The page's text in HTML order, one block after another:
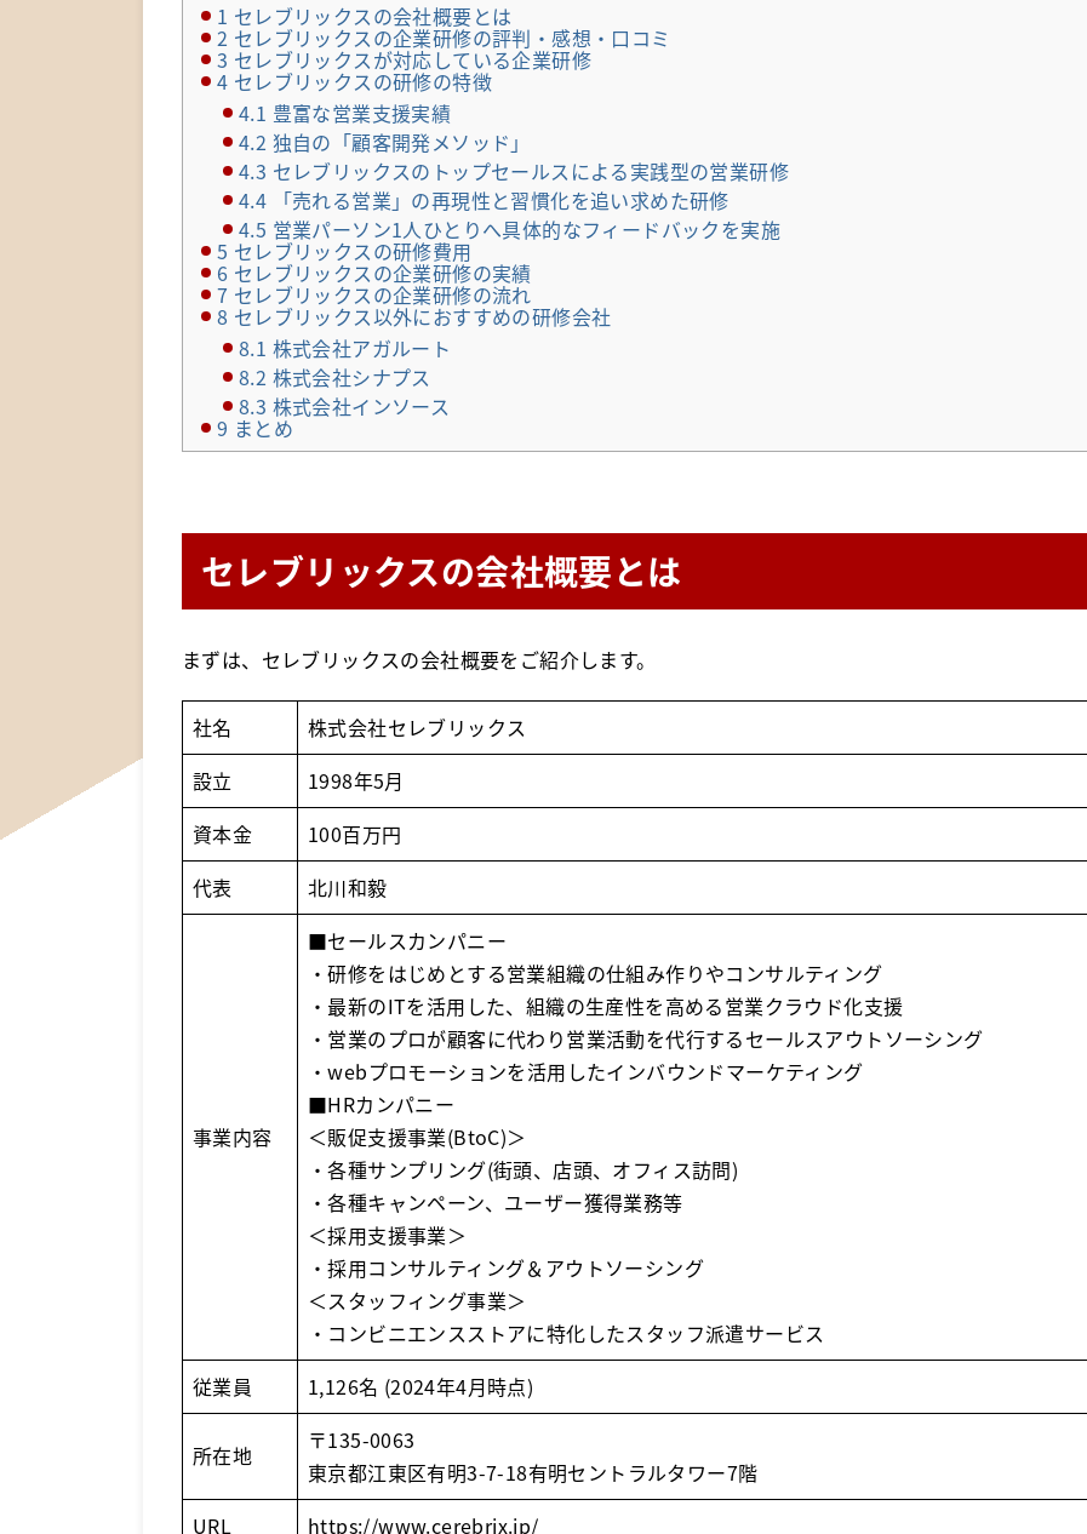
1 セレブリックスの会社概要とは
2 セレブリックスの企業研修の評判・感想・口コミ
3 セレブリックスが対応している企業研修
4 セレブリックスの研修の特徴
4.1 豊富な営業支援実績
4.2 独自の「顧客開発メソッド」
4.3 セレブリックスのトップセールスによる実践型の営業研修
4.4 「売れる営業」の再現性と習慣化を追い求めた研修
4.5 営業パーソン1人ひとりへ具体的なフィードバックを実施
5 セレブリックスの研修費用
6 セレブリックスの企業研修の実績
7 セレブリックスの企業研修の流れ
8 セレブリックス以外におすすめの研修会社
8.1 株式会社アガルート
8.2 株式会社シナプス
8.3 株式会社インソース
9 まとめ
セレブリックスの会社概要とは
まずは、セレブリックスの会社概要をご紹介します。
社名
株式会社セレブリックス
設立
1998年5月
資本金
100百万円
代表
北川和毅
事業内容
■セールスカンパニー
・研修をはじめとする営業組織の仕組み作りやコンサルティング
・最新のITを活用した、組織の生産性を高める営業クラウド化支援
・営業のプロが顧客に代わり営業活動を代行するセールスアウトソーシング
・webプロモーションを活用したインバウンドマーケティング
■HRカンパニー
＜販促支援事業(BtoC)＞
・各種サンプリング(街頭、店頭、オフィス訪問)
・各種キャンペーン、ユーザー獲得業務等
＜採用支援事業＞
・採用コンサルティング＆アウトソーシング
＜スタッフィング事業＞
・コンビニエンスストアに特化したスタッフ派遣サービス
従業員
1,126名 (2024年4月時点)
所在地
〒135-0063
東京都江東区有明3-7-18有明セントラルタワー7階
URL
https://www.cerebrix.jp/